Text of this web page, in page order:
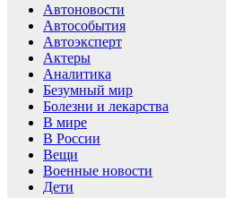
Автоновости
Автособытия
Автоэксперт
Актеры
Аналитика
Безумный мир
Болезни и лекарства
В мире
В России
Вещи
Военные новости
Дети